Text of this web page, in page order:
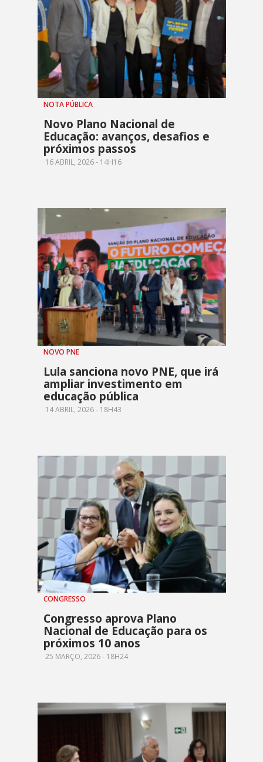
NOTA PÚBLICA
Novo Plano Nacional de
Educação: avanços, desafios e
próximos passos
16 ABRIL, 2026 - 14H16
NOVO PNE
Lula sanciona novo PNE, que irá
ampliar investimento em
educação pública
14 ABRIL, 2026 - 18H43
CONGRESSO
Congresso aprova Plano
Nacional de Educação para os
próximos 10 anos
25 MARÇO, 2026 - 18H24